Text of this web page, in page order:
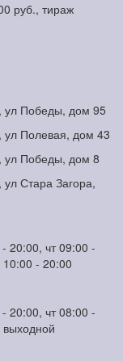
руб., тираж
ул Победы, дом 95
ул Полевая, дом 43
ул Победы, дом 8
Стара Загора,
20:00, чт 09:00 -
- 20:00
20:00, чт 08:00 -